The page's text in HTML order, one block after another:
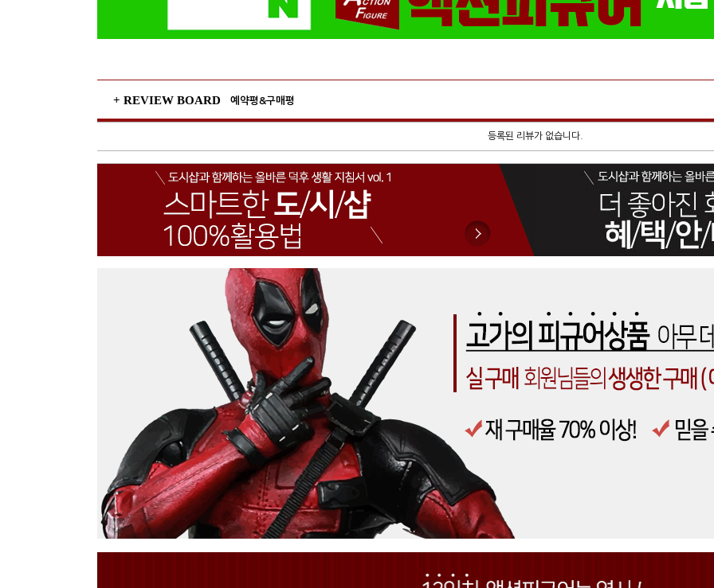
+ REVIEW BOARD 예약평&구매평
등록된 리뷰가 없습니다.